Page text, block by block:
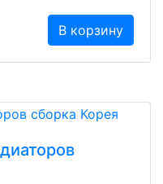
В корзину